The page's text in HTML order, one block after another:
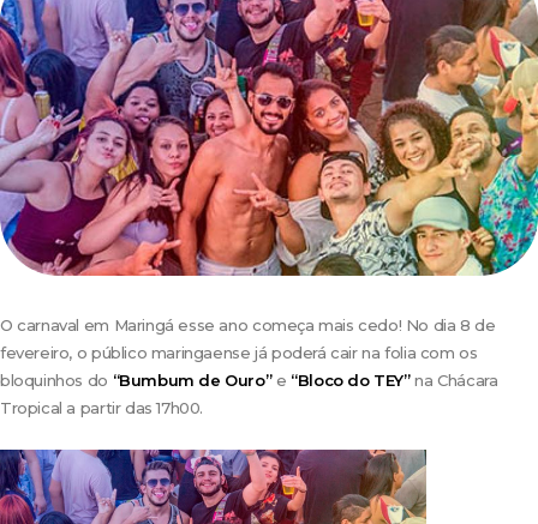
O carnaval em Maringá esse ano começa mais cedo! No dia 8 de
fevereiro, o público maringaense já poderá cair na folia com os
bloquinhos do “Bumbum de Ouro”e “Bloco do TEY”na Chácara
Tropical a partir das 17h00.